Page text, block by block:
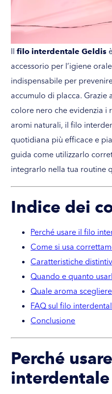
Ilfilo interdentale Geldis
accessorio per l’igiene
indispensabile per
accumulo di placca. Grazie
colore nero che evidenzia i
aromi naturali, il filo
quotidiana più efficace e
guida come utilizzarlo
integrarlo nella tua routine
Indice dei
Perché usare il filo
Come si usa
Caratteristiche
Quando e quanto
Quale aroma
FAQ sul filo
Conclusione
Perché